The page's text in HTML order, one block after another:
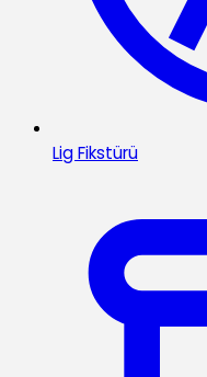
Lig Fikstürü